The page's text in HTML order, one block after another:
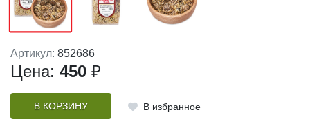
Артикул: 852686
Цена: 450 ₽
В КОРЗИНУ В избранное